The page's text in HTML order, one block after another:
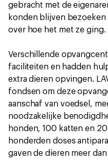
gebracht met de
konden blijven
over hoe het met ze ging.
Verschillende
faciliteiten en hadden
extra dieren opvingen.
fondsen om deze
aanschaf van voedsel,
noodzakelijke
honden, 100 katten en
honderden doses
gaven de dieren meer